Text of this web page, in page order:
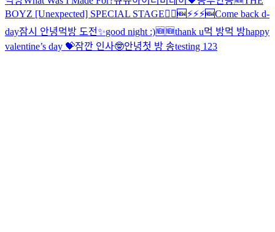
BOYZ [Unexpected] SPECIAL STAGE🏃‍♂️🆕 ⚡️⚡️⚡️🆕Come back d-
day잠시 안녕먹방 도전✨good night :)🆕 🆕thank u먹 방먹 방happy
valentine’s day 💝잠깐 인사🤓안녕첫 방 송testing 123